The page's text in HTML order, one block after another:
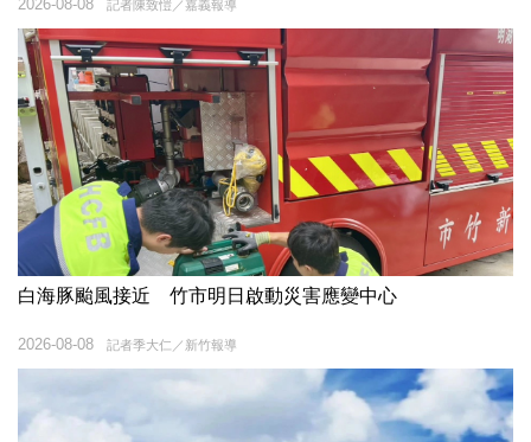
記者陳致愷／嘉義報導
2026-08-08
白海豚颱風接近 竹市明日啟動災害應變中心
記者季大仁／新竹報導
2026-08-08